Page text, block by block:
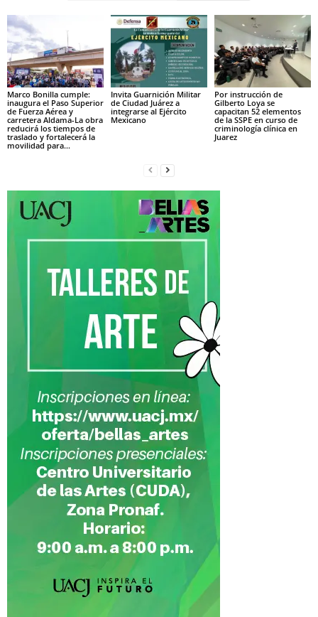
Marco Bonilla cumple:
inaugura el Paso Superior
de Fuerza Aérea y
carretera Aldama-La obra
reducirá los tiempos de
traslado y fortalecerá la
movilidad para...
Invita Guarnición Militar
de Ciudad Juárez a
integrarse al Ejército
Mexicano
Por instrucción de
Gilberto Loya se
capacitan 52 elementos
de la SSPE en curso de
criminología clínica en
Juarez